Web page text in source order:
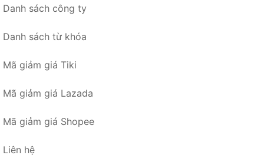
Danh sách công ty
Danh sách từ khóa
Mã giảm giá Tiki
Mã giảm giá Lazada
Mã giảm giá Shopee
Liên hệ